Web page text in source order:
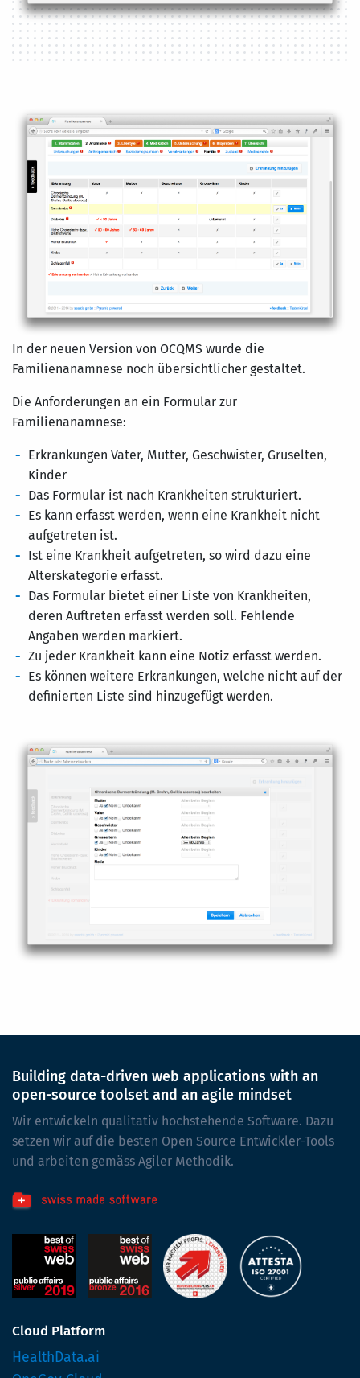
In der neuen Version von OCQMS wurde die
Familienanamnese noch übersichtlicher gestaltet.
Die Anforderungen an ein Formular zur
Familienanamnese:
Erkrankungen Vater, Mutter, Geschwister, Gruselten,
Kinder
Das Formular ist nach Krankheiten strukturiert.
Es kann erfasst werden, wenn eine Krankheit nicht
aufgetreten ist.
Ist eine Krankheit aufgetreten, so wird dazu eine
Alterskategorie erfasst.
Das Formular bietet einer Liste von Krankheiten,
deren Auftreten erfasst werden soll. Fehlende
Angaben werden markiert.
Zu jeder Krankheit kann eine Notiz erfasst werden.
Es können weitere Erkrankungen, welche nicht auf der
definierten Liste sind hinzugefügt werden.
Building data-driven web applications with an
open-source toolset and an agile mindset
Wir entwickeln qualitativ hochstehende Software. Dazu
setzen wir auf die besten Open Source Entwickler-Tools
und arbeiten gemäss Agiler Methodik.
Cloud Platform
HealthData.ai